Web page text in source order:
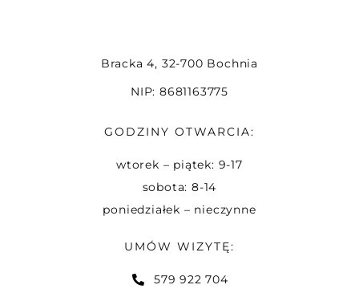
Bracka 4, 32-700 Bochnia
NIP: 8681163775
GODZINY OTWARCIA:
wtorek – piątek: 9-17
sobota: 8-14
poniedziałek – nieczynne
UMÓW WIZYTĘ:
579 922 704